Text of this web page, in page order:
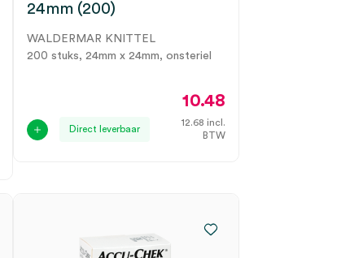
24mm (200)
WALDERMAR KNITTEL
200 stuks, 24mm x 24mm, onsteriel
Direct leverbaar
10.48
12.68 incl.
BTW